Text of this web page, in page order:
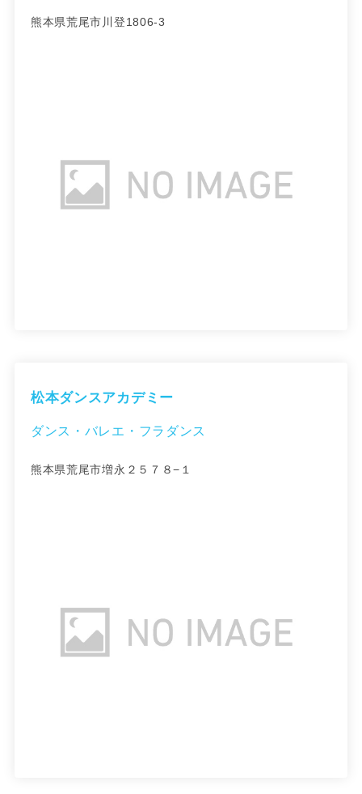
熊本県荒尾市川登1806-3
松本ダンスアカデミー
ダンス・バレエ・フラダンス
熊本県荒尾市増永２５７８−１